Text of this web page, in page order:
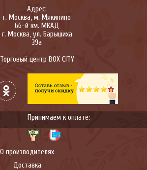
Адрес:
г. Москва, м. Мякинино
66-й км. МКАД
г. Москва, ул. Барышиха
39а
Торговый центр BOX CITY
О производителях
Доставка
Принимаем к оплате: